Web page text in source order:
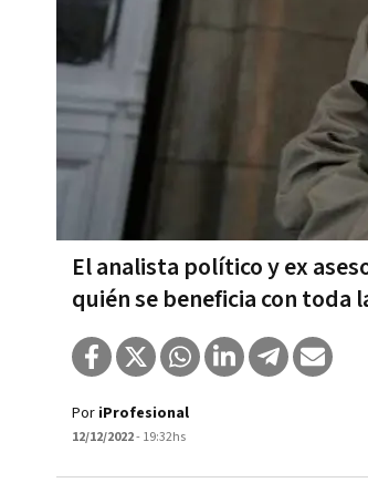
El analista político y ex
quién se beneficia con toda
Por iProfesional
12/12/2022- 19:32hs